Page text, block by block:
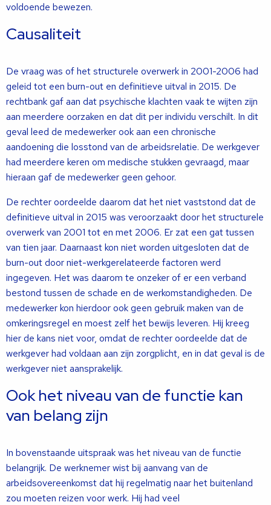
voldoende bewezen.
Causaliteit
De vraag was of het structurele overwerk in 2001-2006 had
geleid tot een burn-out en definitieve uitval in 2015. De
rechtbank gaf aan dat psychische klachten vaak te wijten zijn
aan meerdere oorzaken en dat dit per individu verschilt. In dit
geval leed de medewerker ook aan een chronische
aandoening die losstond van de arbeidsrelatie. De werkgever
had meerdere keren om medische stukken gevraagd, maar
hieraan gaf de medewerker geen gehoor.
De rechter oordeelde daarom dat het niet vaststond dat de
definitieve uitval in 2015 was veroorzaakt door het structurele
overwerk van 2001 tot en met 2006. Er zat een gat tussen
van tien jaar. Daarnaast kon niet worden uitgesloten dat de
burn-out door niet-werkgerelateerde factoren werd
ingegeven. Het was daarom te onzeker of er een verband
bestond tussen de schade en de werkomstandigheden. De
medewerker kon hierdoor ook geen gebruik maken van de
omkeringsregel en moest zelf het bewijs leveren. Hij kreeg
hier de kans niet voor, omdat de rechter oordeelde dat de
werkgever had voldaan aan zijn zorgplicht, en in dat geval is de
werkgever niet aansprakelijk.
Ook het niveau van de functie kan
van belang zijn
In bovenstaande uitspraak was het niveau van de functie
belangrijk. De werknemer wist bij aanvang van de
arbeidsovereenkomst dat hij regelmatig naar het buitenland
zou moeten reizen voor werk. Hij had veel